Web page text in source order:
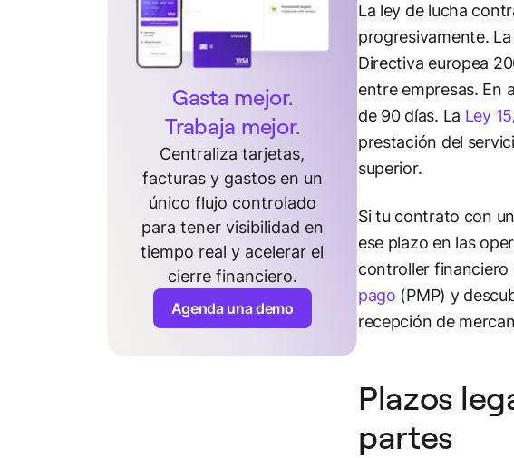
La ley de lucha
progresivamente.
Directiva europea
entre empresas. En
de 90 días. La Ley
prestación del
superior.
Si tu contrato con
ese plazo en las
controller financiero
pago (PMP) y
recepción de
Plazos
partes
Gasta mejor.
Trabaja mejor.
Centraliza tarjetas,
facturas y gastos en un
único flujo controlado
para tener visibilidad en
tiempo real y acelerar el
cierre financiero.
Agenda una demo